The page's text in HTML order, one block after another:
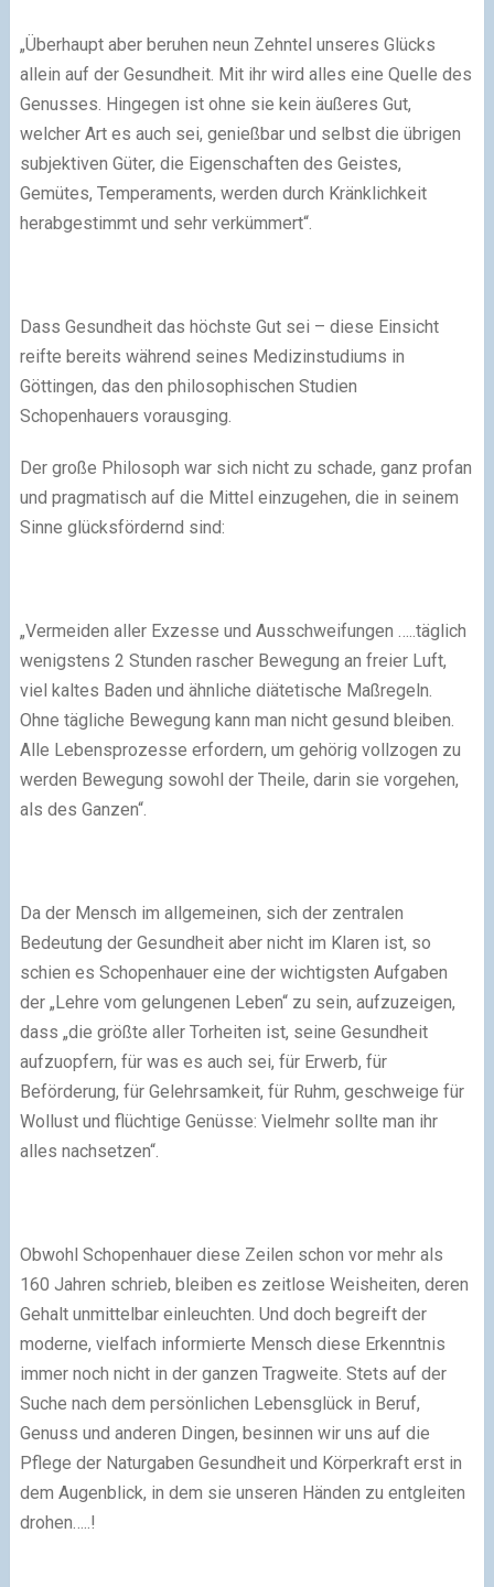
„Überhaupt aber beruhen neun Zehntel unseres Glücks
allein auf der Gesundheit. Mit ihr wird alles eine Quelle des
Genusses. Hingegen ist ohne sie kein äußeres Gut,
welcher Art es auch sei, genießbar und selbst die übrigen
subjektiven Güter, die Eigenschaften des Geistes,
Gemütes, Temperaments, werden durch Kränklichkeit
herabgestimmt und sehr verkümmert“.
Dass Gesundheit das höchste Gut sei – diese Einsicht
reifte bereits während seines Medizinstudiums in
Göttingen, das den philosophischen Studien
Schopenhauers vorausging.
Der große Philosoph war sich nicht zu schade, ganz profan
und pragmatisch auf die Mittel einzugehen, die in seinem
Sinne glücksfördernd sind:
„Vermeiden aller Exzesse und Ausschweifungen …..täglich
wenigstens 2 Stunden rascher Bewegung an freier Luft,
viel kaltes Baden und ähnliche diätetische Maßregeln.
Ohne tägliche Bewegung kann man nicht gesund bleiben.
Alle Lebensprozesse erfordern, um gehörig vollzogen zu
werden Bewegung sowohl der Theile, darin sie vorgehen,
als des Ganzen“.
Da der Mensch im allgemeinen, sich der zentralen
Bedeutung der Gesundheit aber nicht im Klaren ist, so
schien es Schopenhauer eine der wichtigsten Aufgaben
der „Lehre vom gelungenen Leben“ zu sein, aufzuzeigen,
dass „die größte aller Torheiten ist, seine Gesundheit
aufzuopfern, für was es auch sei, für Erwerb, für
Beförderung, für Gelehrsamkeit, für Ruhm, geschweige für
Wollust und flüchtige Genüsse: Vielmehr sollte man ihr
alles nachsetzen“.
Obwohl Schopenhauer diese Zeilen schon vor mehr als
160 Jahren schrieb, bleiben es zeitlose Weisheiten, deren
Gehalt unmittelbar einleuchten. Und doch begreift der
moderne, vielfach informierte Mensch diese Erkenntnis
immer noch nicht in der ganzen Tragweite. Stets auf der
Suche nach dem persönlichen Lebensglück in Beruf,
Genuss und anderen Dingen, besinnen wir uns auf die
Pflege der Naturgaben Gesundheit und Körperkraft erst in
dem Augenblick, in dem sie unseren Händen zu entgleiten
drohen…..!